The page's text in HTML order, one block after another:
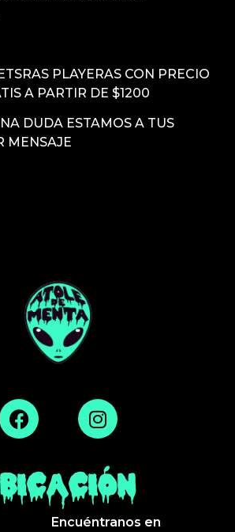
PLAYERAS CON PRECIO
A PARTIR DE $1200
DUDA ESTAMOS A TUS
MENSAJE
Encuéntranos en